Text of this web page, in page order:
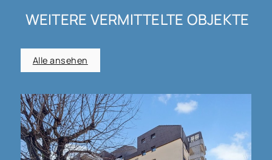
WEITERE VERMITTELTE OBJEKTE
Alle ansehen